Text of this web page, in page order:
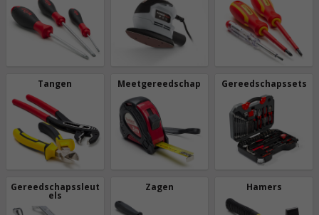
Tangen Meetgereedschap Gereedschapssets
Gereedschapssleut
els
Zagen Hamers